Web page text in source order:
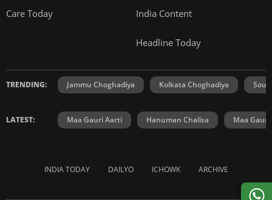
Care Today India Content
Headline Today
TRENDING: Jammu Choghadiya Kolkata Choghadiya
LATEST: Maa Gauri Aarti Hanuman Chalisa Maa Gauri
INDIA TODAY DAILYO ICHOWK ARCHIVE